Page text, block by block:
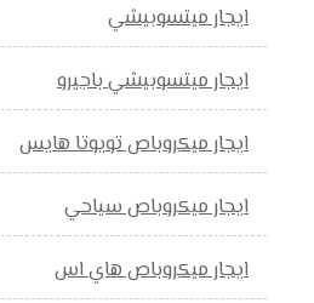
ايجار ميتسوبيشي
ايجار ميتسوبيشي باجيرو
ايجار ميكروباص تويوتا هايس
ايجار ميكروباص سياحي
ايجار ميكروباص هاي اس